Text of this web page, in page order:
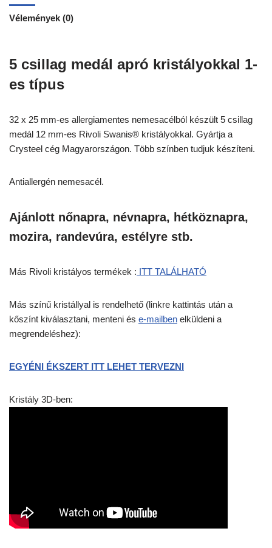
Vélemények (0)
5 csillag medál apró kristályokkal 1-
es típus
32 x 25 mm-es allergiamentes nemesacélból készült 5 csillag
medál 12 mm-es Rivoli Swanis® kristályokkal. Gyártja a
Crysteel cég Magyarországon. Több színben tudjuk készíteni.
Antiallergén nemesacél.
Ajánlott nőnapra, névnapra, hétköznapra,
mozira, randevúra, estélyre stb.
Más Rivoli kristályos termékek : ITT TALÁLHATÓ
Más színű kristállyal is rendelhető (linkre kattintás után a
kőszínt kiválasztani, menteni és e-mailben elküldeni a
megrendeléshez):
EGYÉNI ÉKSZERT ITT LEHET TERVEZNI
Kristály 3D-ben: